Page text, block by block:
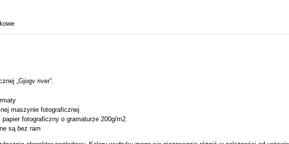
„Gjogv river”.
maszynie fotograficznej
fotograficzny o gramaturze 200g/m2.
są bez ram